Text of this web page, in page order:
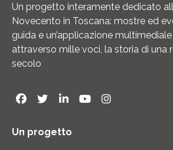
Un progetto interamente dedicato
Novecento in Toscana: mostre ed
guida e un’applicazione
attraverso mille voci, la storia di una
secolo
Un progetto